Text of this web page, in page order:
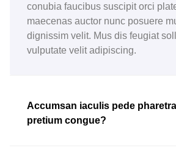
conubia faucibus suscipit orci
maecenas auctor nunc posuere
dignissim velit. Mus dis feugiat
vulputate velit adipiscing.
Accumsan iaculis pede
pretium congue?